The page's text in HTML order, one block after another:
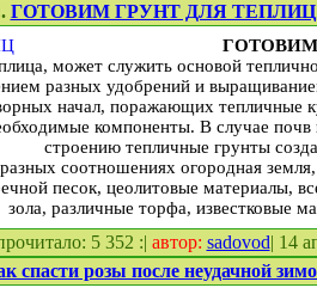
ГОТОВИМ ГРУНТ ДЛЯ ТЕПЛИЦ
может служить основой
разных удобрений и
начал, поражающих тепличные
компоненты. В случае
строению тепличные грунты
соотношениях огородная
песок, цеолитовые материалы,
зола, различные торфа, известковые
5 352 :| автор: sadovod| 14
спасти розы после неудачной